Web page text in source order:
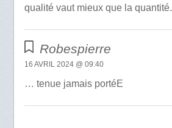
qualité vaut mieux que la quantité.
Robespierre
16 AVRIL 2024 @ 09:40
… tenue jamais portéE